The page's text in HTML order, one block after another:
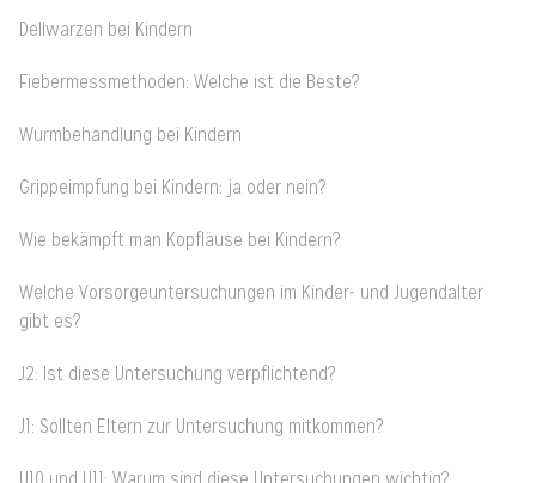
Dellwarzen bei Kindern
Fiebermessmethoden: Welche ist die Beste?
Wurmbehandlung bei Kindern
Grippeimpfung bei Kindern: ja oder nein?
Wie bekämpft man Kopfläuse bei Kindern?
Welche Vorsorgeuntersuchungen im Kinder- und Jugendalter
gibt es?
J2: Ist diese Untersuchung verpflichtend?
J1: Sollten Eltern zur Untersuchung mitkommen?